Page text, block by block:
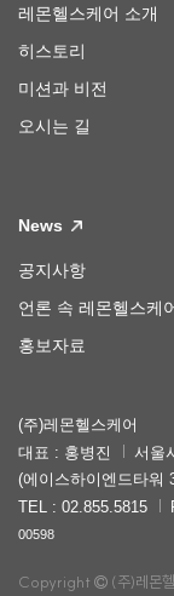
레몬헬스케어 소개
히스토리
미션과 비전
오시는 길
News
공지사항
언론 속 레몬헬스케
홍보자료
(주)레몬헬스케어
대표 : 홍병진
서울
(에이스하이엔드타워
TEL : 02.855.5815
00598
Copyright (주)레몬